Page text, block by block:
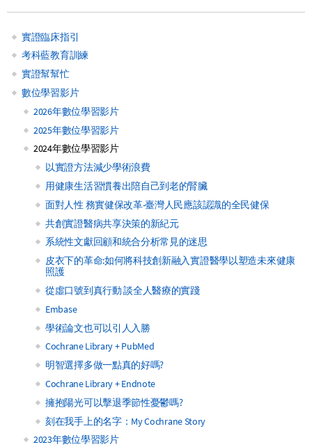
Main
navigation
實證臨床指引
考科藍教育訓練
實證幫幫忙
數位學習影片
2026年數位學習影片
2025年數位學習影片
2024年數位學習影片
以實證方法減少學術浪費
用健康生活習慣養出陪自己到老的腎臟
面對人性 務實健保改革-臺灣人民應該認識的全民健保
共創實證醫病共享決策的新紀元
系統性文獻回顧和統合分析常見的迷思
皮衣下的革命:如何將科技創新融入實證醫學以塑造未來健康
照護
從虛口號到真行動 談全人醫療的實踐
Embase
學術論文也可以引人入勝
Cochrane Library + PubMed
明智選擇多做一點真的好嗎?
Cochrane Library + Endnote
擁抱陽光可以擊退季節性憂鬱嗎?
刻在我手上的名字：My Cochrane Story
2023年數位學習影片